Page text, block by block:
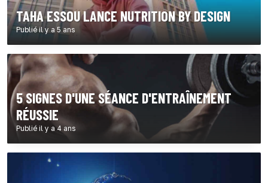
TAHA ESSOU LANCE NUTRITION BY DESIGN
Publié il y a 5 ans
5 SIGNES D'UNE SÉANCE D'ENTRAÎNEMENT
RÉUSSIE
Publié il y a 4 ans